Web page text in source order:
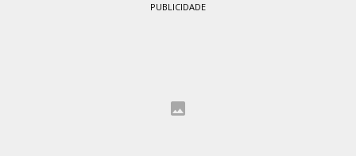
PUBLICIDADE